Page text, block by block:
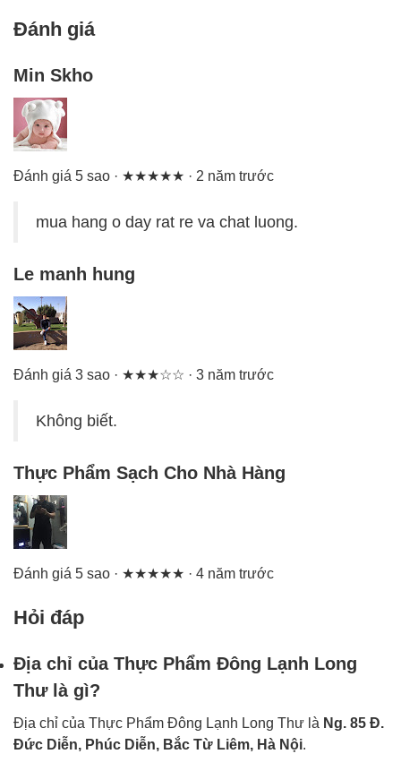
Đánh giá
Min Skho
Đánh giá 5 sao · ★★★★★ · 2 năm trước
mua hang o day rat re va chat luong.
Le manh hung
Đánh giá 3 sao · ★★★☆☆ · 3 năm trước
Không biết.
Thực Phẩm Sạch Cho Nhà Hàng
Đánh giá 5 sao · ★★★★★ · 4 năm trước
Hỏi đáp
Địa chỉ của Thực Phẩm Đông Lạnh Long
Thư là gì?
Địa chỉ của Thực Phẩm Đông Lạnh Long Thư là Ng. 85 Đ.
Đức Diễn, Phúc Diễn, Bắc Từ Liêm, Hà Nội.